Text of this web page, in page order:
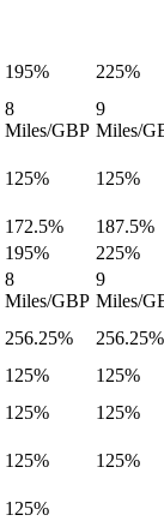
195%
225%
8
Miles/GBP
9
Miles/
125% 125%
172.5%
187.5%
195%
225%
8
Miles/GBP
9
Miles/
256.25%
256.25%
125%
125%
125%
125%
125%
125%
125%